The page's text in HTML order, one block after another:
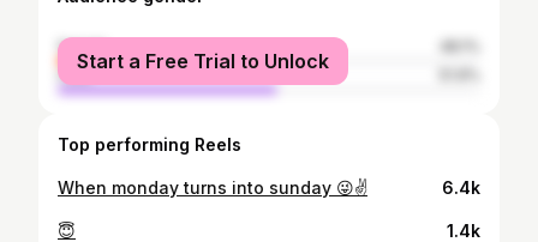
female
male
Start a Free Trial to Unlock
Top performing Reels
When monday turns into sunday 😜✌️ 6.4k
😇 1.4k